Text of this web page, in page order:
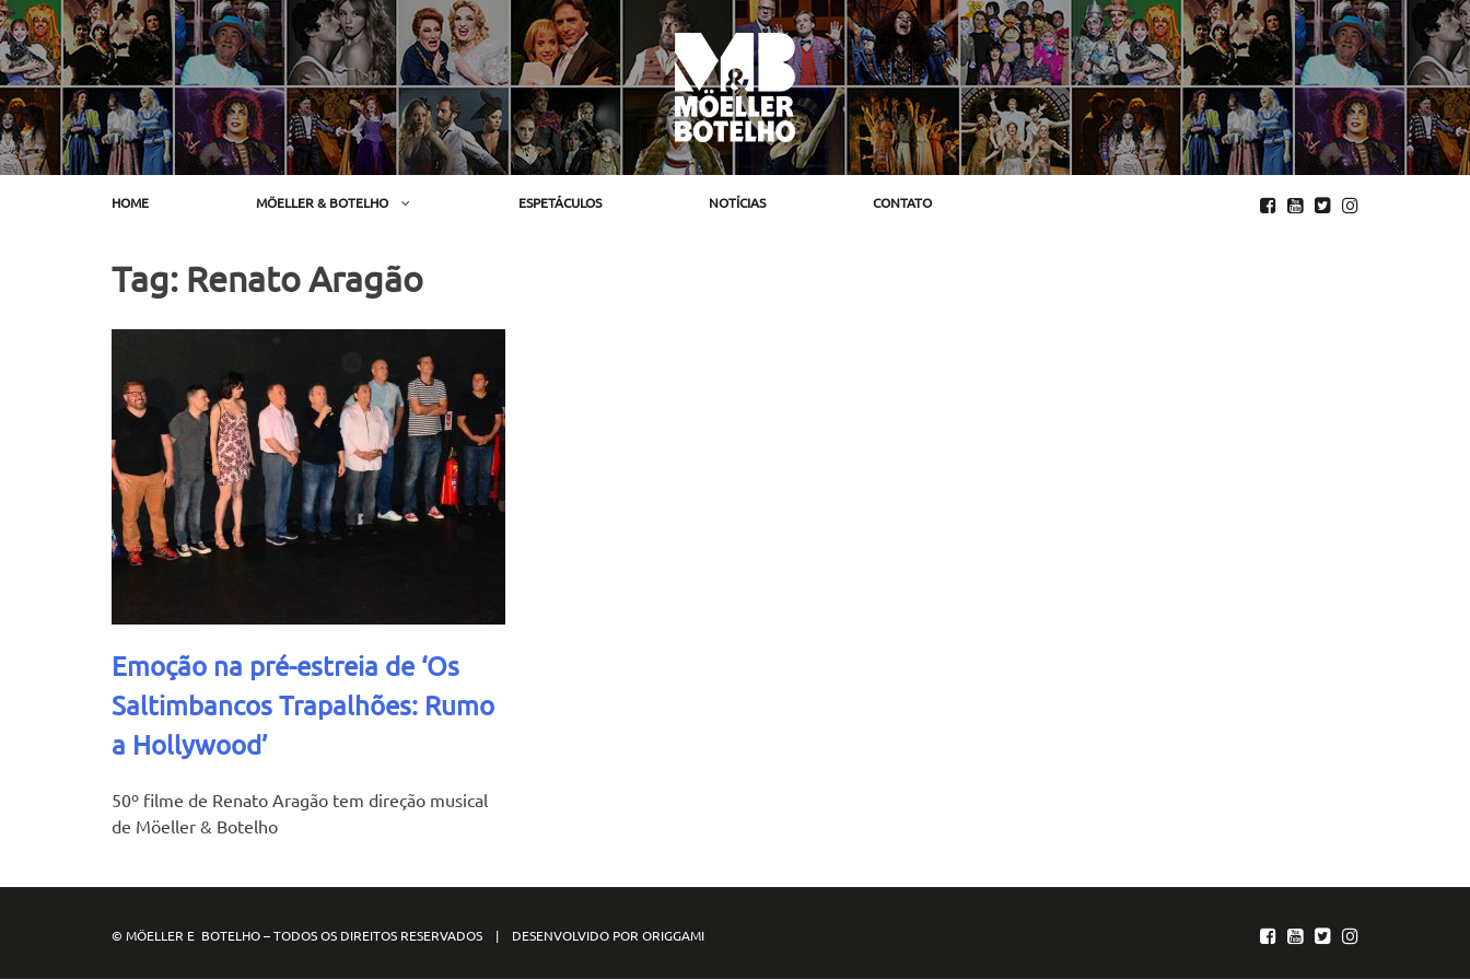
Skip
to
content
HOME MÖELLER & BOTELHO ESPETÁCULOS NOTÍCIAS CONTATO
Tag: Renato Aragão
Emoção na pré-estreia de ‘Os
Saltimbancos Trapalhões: Rumo
a Hollywood’
50º filme de Renato Aragão tem direção musical
de Möeller & Botelho
© MÖELLER E BOTELHO – TODOS OS DIREITOS RESERVADOS | DESENVOLVIDO POR ORIGGAMI